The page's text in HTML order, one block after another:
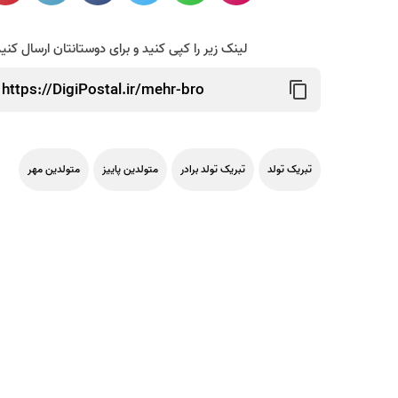
لینک زیر را کپی کنید و برای دوستانتان ارسال
تبریک تولد تبریک تولد برادر متولدین پاییز متولدین مهر